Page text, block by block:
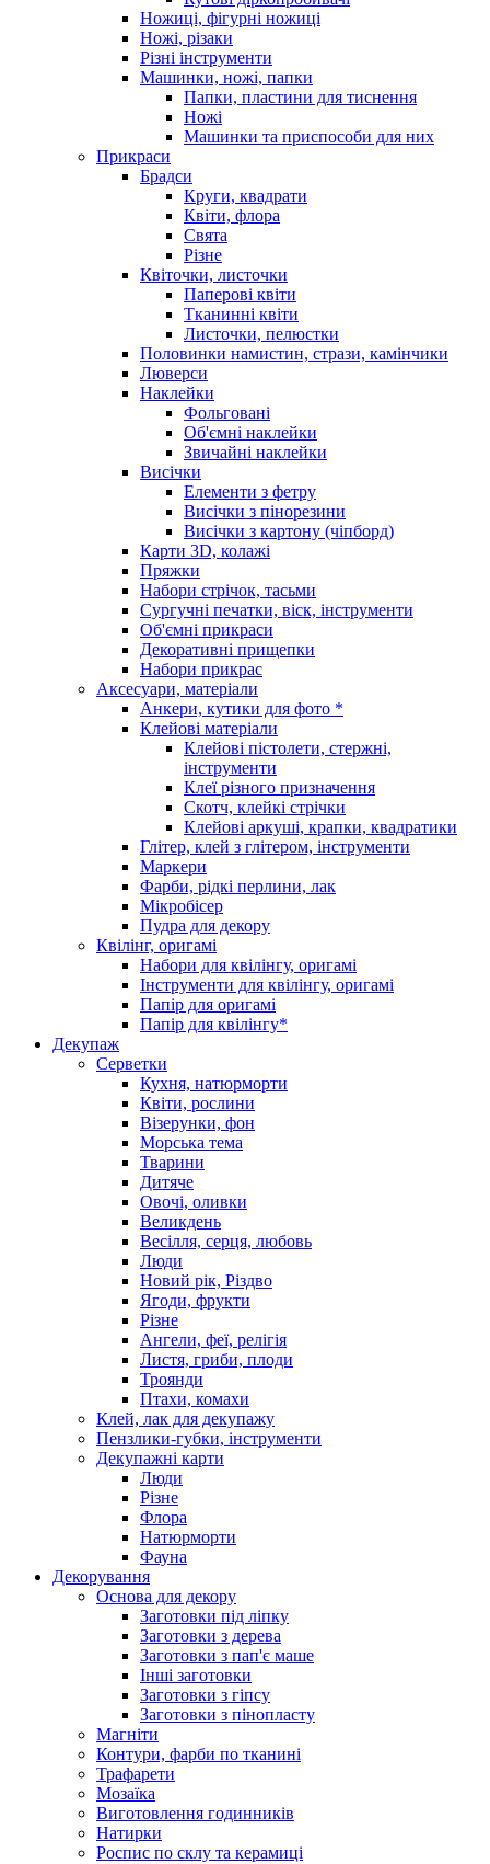
Ножиці, фігурні ножиці
Ножі, різаки
Різні інструменти
Машинки, ножі, папки
Папки, пластини для тиснення
Ножі
Машинки та приспособи для них
Прикраси
Брадси
Круги, квадрати
Квіти, флора
Свята
Різне
Квіточки, листочки
Паперові квіти
Тканинні квіти
Листочки, пелюстки
Половинки намистин, стрази, камінчики
Люверси
Наклейки
Фольговані
Об'ємні наклейки
Звичайні наклейки
Висічки
Елементи з фетру
Висічки з пінорезини
Висічки з картону (чіпборд)
Карти 3D, колажі
Пряжки
Набори стрічок, тасьми
Сургучні печатки, віск, інструменти
Об'ємні прикраси
Декоративні прищепки
Набори прикрас
Аксесуари, матеріали
Анкери, кутики для фото *
Клейові матеріали
Клейові пістолети, стержні,
інструменти
Клеї різного призначення
Скотч, клейкі стрічки
Клейові аркуші, крапки, квадратики
Глітер, клей з глітером, інструменти
Маркери
Фарби, рідкі перлини, лак
Мікробісер
Пудра для декору
Квілінг, оригамі
Набори для квілінгу, оригамі
Інструменти для квілінгу, оригамі
Папір для оригамі
Папір для квілінгу*
Декупаж
Серветки
Кухня, натюрморти
Квіти, рослини
Візерунки, фон
Морська тема
Тварини
Дитяче
Овочі, оливки
Великдень
Весілля, серця, любовь
Люди
Новий рік, Різдво
Ягоди, фрукти
Різне
Ангели, феї, релігія
Листя, гриби, плоди
Троянди
Птахи, комахи
Клей, лак для декупажу
Пензлики-губки, інструменти
Декупажні карти
Люди
Різне
Флора
Натюрморти
Фауна
Декорування
Основа для декору
Заготовки під ліпку
Заготовки з дерева
Заготовки з пап'є маше
Інші заготовки
Заготовки з гіпсу
Заготовки з пінопласту
Магніти
Контури, фарби по тканині
Трафарети
Мозаїка
Виготовлення годинників
Натирки
Роспис по склу та керамиці